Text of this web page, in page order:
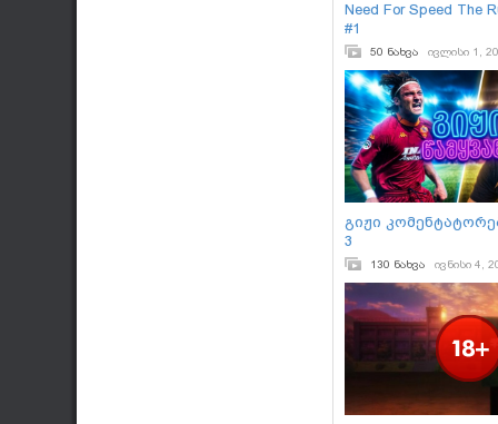
Need For Speed The
#1
50 ნახვა ივლისი 1,
გიჟი
3
130 ნახვა ივნისი 4,